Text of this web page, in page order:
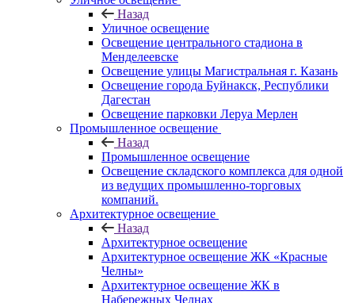
Назад
Уличное освещение
Освещение центрального стадиона в
Менделеевске
Освещение улицы Магистральная г. Казань
Освещение города Буйнакск, Республики
Дагестан
Освещение парковки Леруа Мерлен
Промышленное освещение
Назад
Промышленное освещение
Освещение складского комплекса для одной
из ведущих промышленно-торговых
компаний.
Архитектурное освещение
Назад
Архитектурное освещение
Архитектурное освещение ЖК «Красные
Челны»
Архитектурное освещение ЖК в
Набережных Челнах